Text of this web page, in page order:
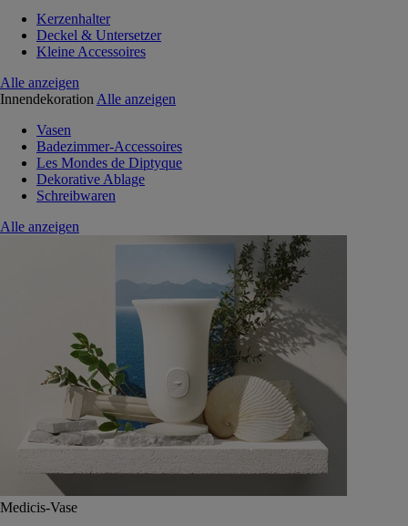
Kerzenhalter
Deckel & Untersetzer
Kleine Accessoires
Alle anzeigen
Innendekoration Alle anzeigen
Vasen
Badezimmer-Accessoires
Les Mondes de Diptyque
Dekorative Ablage
Schreibwaren
Alle anzeigen
Medicis-Vase